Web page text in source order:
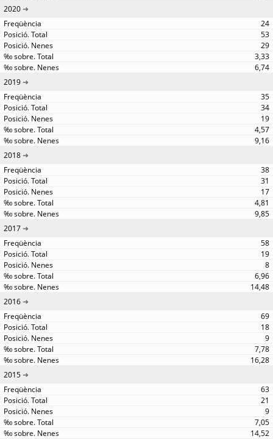
2020
24
53
29
3,33
6,74
2019
35
34
19
4,57
9,16
2018
38
31
17
4,81
9,85
2017
58
19
8
6,96
14,48
2016
69
18
9
7,78
16,28
2015
63
21
9
7,05
14,52